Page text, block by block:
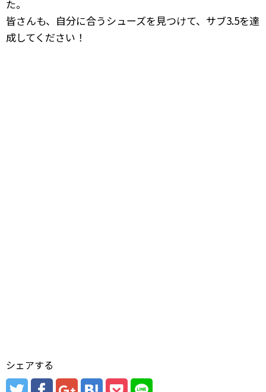
た。
皆さんも、自分に合うシューズを見つけて、サブ3.5を達
成してください！
シェアする